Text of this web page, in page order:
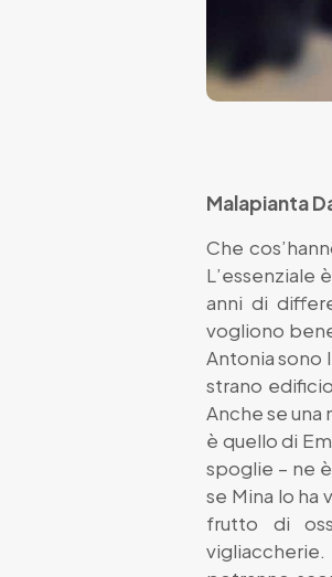
Malapianta
Che
L’essenziale
anni di
vogliono
Antonia sono
strano
Anche se
è quello di
spoglie – ne
se Mina lo ha
frutto di